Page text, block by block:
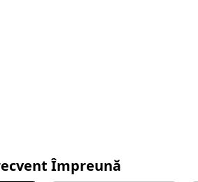
Împreună